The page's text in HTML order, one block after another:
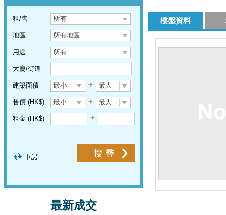
租/售 所有
地區 所有地區
用途 所有
大廈/街道
建築面積 最小 最大
售價 (HK$) 最小 最大
租金 (HK$)
最新成交
樓盤資料